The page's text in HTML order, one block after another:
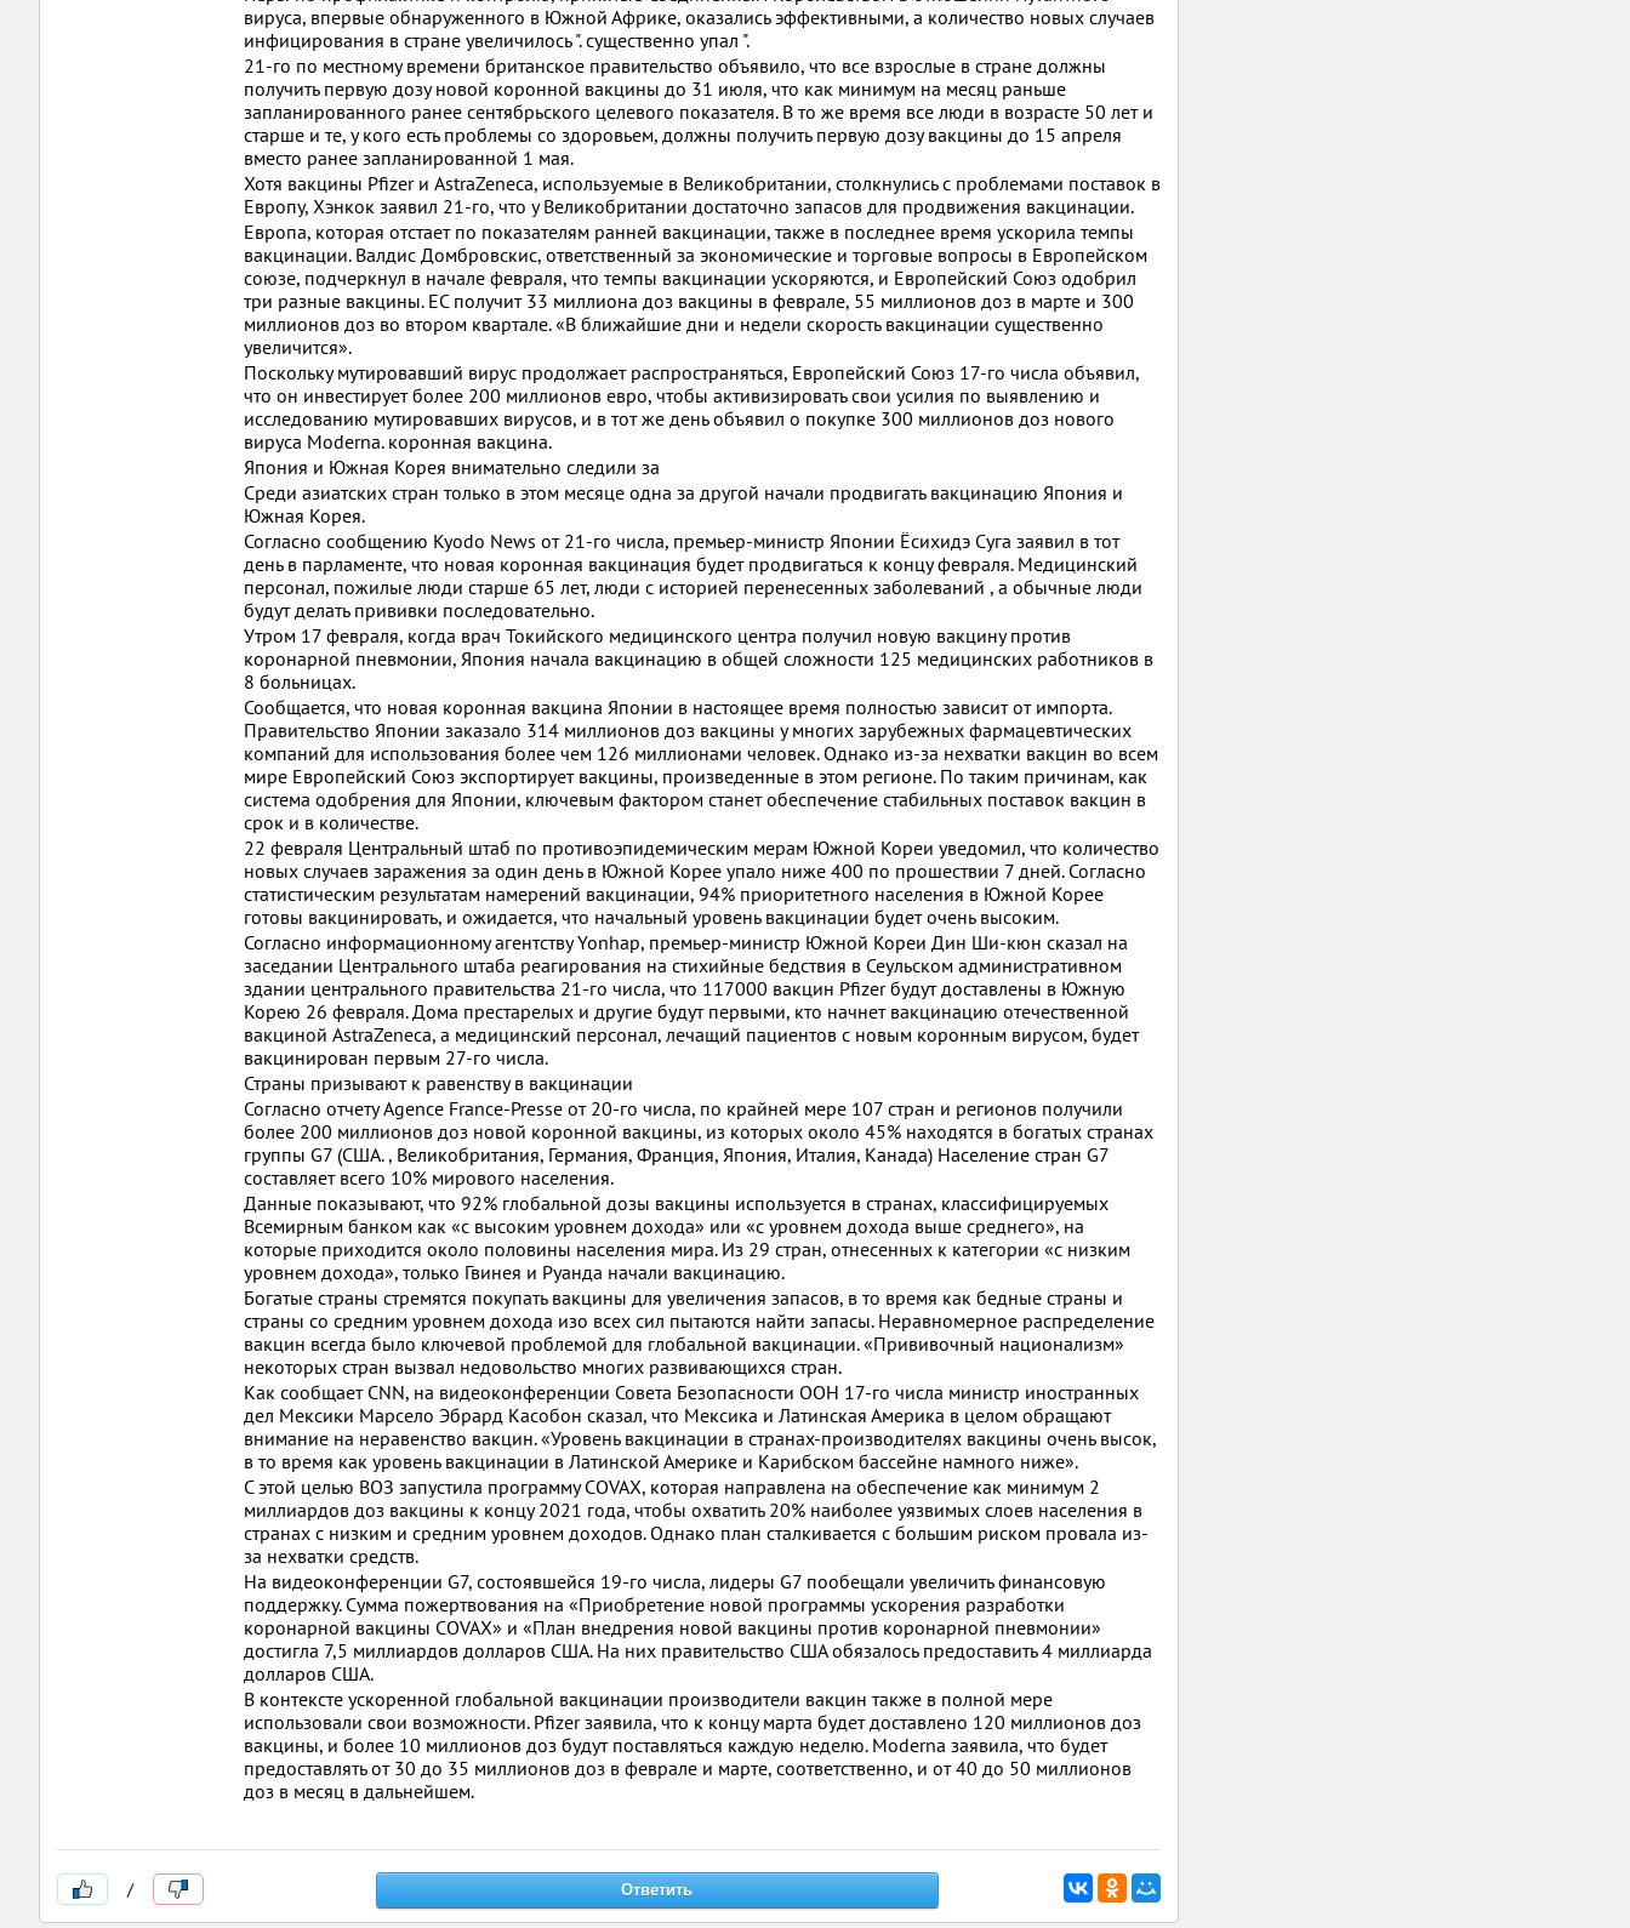
вируса, впервые обнаруженного в Южной Африке, оказались эффективными, а количество новых случаев
инфицирования в стране увеличилось ". существенно упал ".
21-го по местному времени британское правительство объявило, что все взрослые в стране должны
получить первую дозу новой коронной вакцины до 31 июля, что как минимум на месяц раньше
запланированного ранее сентябрьского целевого показателя. В то же время все люди в возрасте 50 лет и
старше и те, у кого есть проблемы со здоровьем, должны получить первую дозу вакцины до 15 апреля
вместо ранее запланированной 1 мая.
Хотя вакцины Pfizer и AstraZeneca, используемые в Великобритании, столкнулись с проблемами поставок в
Европу, Хэнкок заявил 21-го, что у Великобритании достаточно запасов для продвижения вакцинации.
Европа, которая отстает по показателям ранней вакцинации, также в последнее время ускорила темпы
вакцинации. Валдис Домбровскис, ответственный за экономические и торговые вопросы в Европейском
союзе, подчеркнул в начале февраля, что темпы вакцинации ускоряются, и Европейский Союз одобрил
три разные вакцины. ЕС получит 33 миллиона доз вакцины в феврале, 55 миллионов доз в марте и 300
миллионов доз во втором квартале. «В ближайшие дни и недели скорость вакцинации существенно
увеличится».
Поскольку мутировавший вирус продолжает распространяться, Европейский Союз 17-го числа объявил,
что он инвестирует более 200 миллионов евро, чтобы активизировать свои усилия по выявлению и
исследованию мутировавших вирусов, и в тот же день объявил о покупке 300 миллионов доз нового
вируса Moderna. коронная вакцина.
Япония и Южная Корея внимательно следили за
Среди азиатских стран только в этом месяце одна за другой начали продвигать вакцинацию Япония и
Южная Корея.
Согласно сообщению Kyodo News от 21-го числа, премьер-министр Японии Ёсихидэ Суга заявил в тот
день в парламенте, что новая коронная вакцинация будет продвигаться к концу февраля. Медицинский
персонал, пожилые люди старше 65 лет, люди с историей перенесенных заболеваний , а обычные люди
будут делать прививки последовательно.
Утром 17 февраля, когда врач Токийского медицинского центра получил новую вакцину против
коронарной пневмонии, Япония начала вакцинацию в общей сложности 125 медицинских работников в
8 больницах.
Сообщается, что новая коронная вакцина Японии в настоящее время полностью зависит от импорта.
Правительство Японии заказало 314 миллионов доз вакцины у многих зарубежных фармацевтических
компаний для использования более чем 126 миллионами человек. Однако из-за нехватки вакцин во всем
мире Европейский Союз экспортирует вакцины, произведенные в этом регионе. По таким причинам, как
система одобрения для Японии, ключевым фактором станет обеспечение стабильных поставок вакцин в
срок и в количестве.
22 февраля Центральный штаб по противоэпидемическим мерам Южной Кореи уведомил, что количество
новых случаев заражения за один день в Южной Корее упало ниже 400 по прошествии 7 дней. Согласно
статистическим результатам намерений вакцинации, 94% приоритетного населения в Южной Корее
готовы вакцинировать, и ожидается, что начальный уровень вакцинации будет очень высоким.
Согласно информационному агентству Yonhap, премьер-министр Южной Кореи Дин Ши-кюн сказал на
заседании Центрального штаба реагирования на стихийные бедствия в Сеульском административном
здании центрального правительства 21-го числа, что 117000 вакцин Pfizer будут доставлены в Южную
Корею 26 февраля. Дома престарелых и другие будут первыми, кто начнет вакцинацию отечественной
вакциной AstraZeneca, а медицинский персонал, лечащий пациентов с новым коронным вирусом, будет
вакцинирован первым 27-го числа.
Страны призывают к равенству в вакцинации
Согласно отчету Agence France-Presse от 20-го числа, по крайней мере 107 стран и регионов получили
более 200 миллионов доз новой коронной вакцины, из которых около 45% находятся в богатых странах
группы G7 (США. , Великобритания, Германия, Франция, Япония, Италия, Канада) Население стран G7
составляет всего 10% мирового населения.
Данные показывают, что 92% глобальной дозы вакцины используется в странах, классифицируемых
Всемирным банком как «с высоким уровнем дохода» или «с уровнем дохода выше среднего», на
которые приходится около половины населения мира. Из 29 стран, отнесенных к категории «с низким
уровнем дохода», только Гвинея и Руанда начали вакцинацию.
Богатые страны стремятся покупать вакцины для увеличения запасов, в то время как бедные страны и
страны со средним уровнем дохода изо всех сил пытаются найти запасы. Неравномерное распределение
вакцин всегда было ключевой проблемой для глобальной вакцинации. «Прививочный национализм»
некоторых стран вызвал недовольство многих развивающихся стран.
Как сообщает CNN, на видеоконференции Совета Безопасности ООН 17-го числа министр иностранных
дел Мексики Марсело Эбрард Касобон сказал, что Мексика и Латинская Америка в целом обращают
внимание на неравенство вакцин. «Уровень вакцинации в странах-производителях вакцины очень высок,
в то время как уровень вакцинации в Латинской Америке и Карибском бассейне намного ниже».
С этой целью ВОЗ запустила программу COVAX, которая направлена ​​на обеспечение как минимум 2
миллиардов доз вакцины к концу 2021 года, чтобы охватить 20% наиболее уязвимых слоев населения в
странах с низким и средним уровнем доходов. Однако план сталкивается с большим риском провала из-
за нехватки средств.
На видеоконференции G7, состоявшейся 19-го числа, лидеры G7 пообещали увеличить финансовую
поддержку. Сумма пожертвования на «Приобретение новой программы ускорения разработки
коронарной вакцины COVAX» и «План внедрения новой вакцины против коронарной пневмонии»
достигла 7,5 миллиардов долларов США. На них правительство США обязалось предоставить 4 миллиарда
долларов США.
В контексте ускоренной глобальной вакцинации производители вакцин также в полной мере
использовали свои возможности. Pfizer заявила, что к концу марта будет доставлено 120 миллионов доз
вакцины, и более 10 миллионов доз будут поставляться каждую неделю. Moderna заявила, что будет
предоставлять от 30 до 35 миллионов доз в феврале и марте, соответственно, и от 40 до 50 миллионов
доз в месяц в дальнейшем.
/